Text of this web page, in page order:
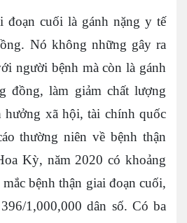
đoạn cuối là gánh nặng y tế
Nó không những gây ra
người bệnh mà còn là gánh
đồng, làm giảm chất lượng
hưởng xã hội, tài chính quốc
thường niên về bệnh thận
Kỳ, năm 2020 có khoảng
bệnh thận giai đoạn cuối,
1,000,000 dân số. Có ba